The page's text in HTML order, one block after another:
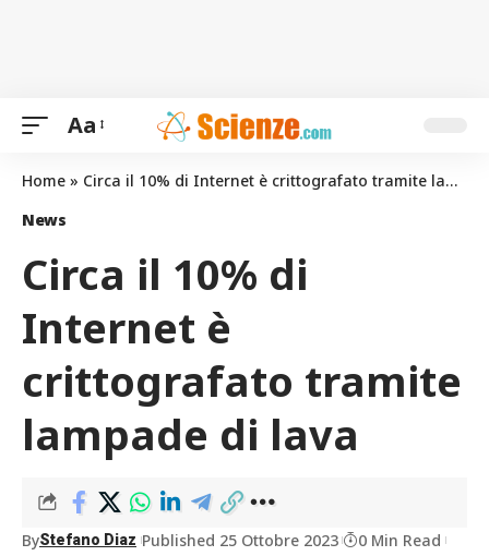
Aa
Home » Circa il 10% di Internet è crittografato tramite lampade di lava
News
Circa il 10% di
Internet è
crittografato tramite
lampade di lava
ByStefano Diaz Published 25 Ottobre 2023 0 Min Read